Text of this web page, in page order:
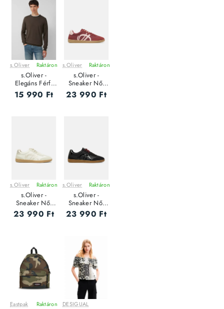
s.Oliver Raktáron
s.Oliver -
Elegáns Férfi
pulóver
15 990 Ft
s.Oliver Raktáron
s.Oliver -
Sneaker Női
utcai cipő
23 990 Ft
s.Oliver Raktáron
s.Oliver -
Sneaker Női
utcai cipő
23 990 Ft
s.Oliver Raktáron
s.Oliver -
Sneaker Női
utcai cipő
23 990 Ft
Eastpak Raktáron
DESIGUAL